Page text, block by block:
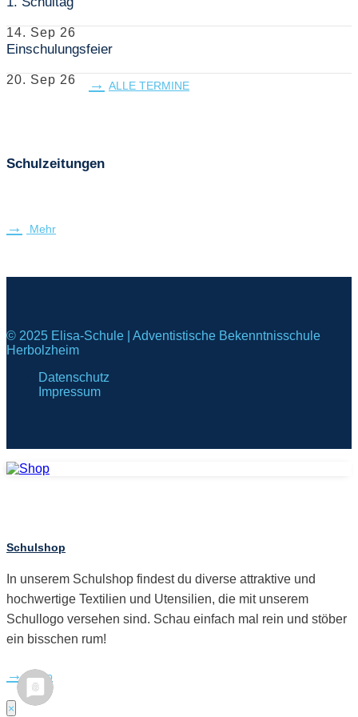
14. Sep 26
Einschulungsfeier
20. Sep 26 ALLE TERMINE
Schulzeitungen
Mehr
© 2025 Elisa-Schule | Adventistische Bekenntnisschule
Herbolzheim
Datenschutz
Impressum
Schulshop
In unserem Schulshop findest du diverse attraktive und
hochwertige Textilien und Utensilien, die mit unserem
Schullogo versehen sind. Schau einfach mal rein und stöber
ein bisschen rum!
Shop
×